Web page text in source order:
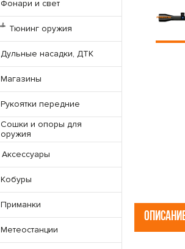
Фонари и свет
Тюнинг оружия
Дульные насадки, ДТК
Магазины
Рукоятки передние
Сошки и опоры для
оружия
Аксессуары
Кобуры
Приманки
Метеостанции